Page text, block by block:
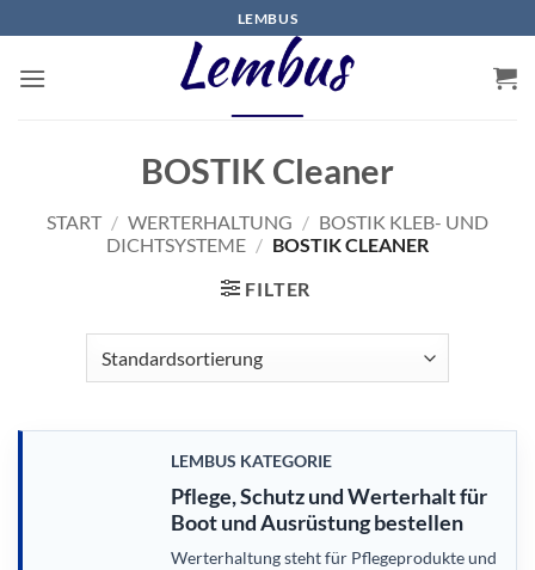
Inhalt
springen
LEMBUS
BOSTIK Cleaner
START / WERTERHALTUNG / BOSTIK KLEB- UND
DICHTSYSTEME / BOSTIK CLEANER
FILTER
LEMBUS KATEGORIE
Pflege, Schutz und Werterhalt für
Boot und Ausrüstung bestellen
Werterhaltung steht für Pflegeprodukte und